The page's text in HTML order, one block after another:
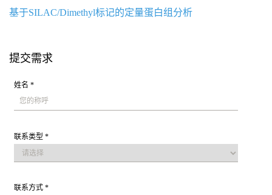
基于SILAC/Dimethyl标记的定量蛋白组分析
提交需求
姓名 *
联系类型 *
联系方式 *